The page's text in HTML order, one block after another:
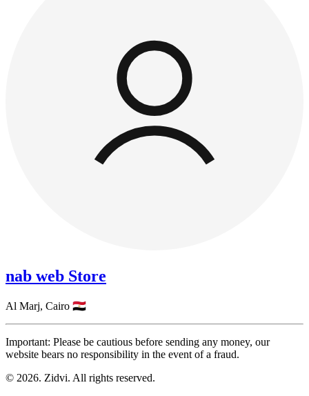
nab web Store
Al Marj, Cairo 🇪🇬
Important: Please be cautious before sending any money, our
website bears no responsibility in the event of a fraud.
© 2026. Zidvi. All rights reserved.